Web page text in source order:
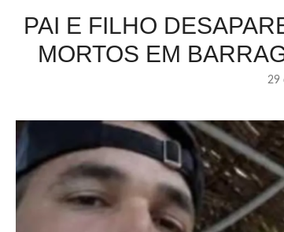
PAI E FILHO
MORTOS EM
29